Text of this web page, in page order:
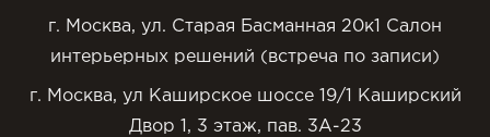
г. Москва, ул. Старая Басманная 20к1 Салон
интерьерных решений (встреча по записи)
г. Москва, ул Каширское шоссе 19/1 Каширский
Двор 1, 3 этаж, пав. 3А-23